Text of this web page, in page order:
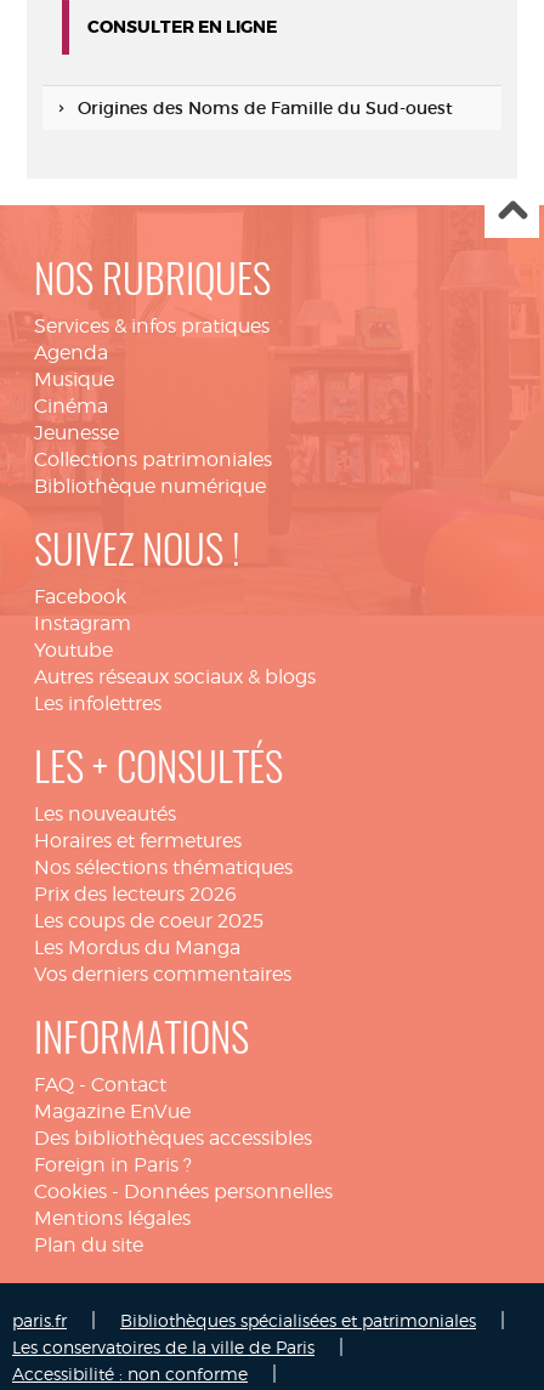
CONSULTER EN LIGNE
Origines des Noms de Famille du Sud-ouest
NOS RUBRIQUES
Services & infos pratiques
Agenda
Musique
Cinéma
Jeunesse
Collections patrimoniales
Bibliothèque numérique
SUIVEZ NOUS !
Facebook
Instagram
Youtube
Autres réseaux sociaux & blogs
Les infolettres
LES + CONSULTÉS
Les nouveautés
Horaires et fermetures
Nos sélections thématiques
Prix des lecteurs 2026
Les coups de coeur 2025
Les Mordus du Manga
Vos derniers commentaires
INFORMATIONS
FAQ - Contact
Magazine EnVue
Des bibliothèques accessibles
Foreign in Paris ?
Cookies - Données personnelles
Mentions légales
Plan du site
paris.fr Bibliothèques spécialisées et patrimoniales
Les conservatoires de la ville de Paris
Accessibilité : non conforme